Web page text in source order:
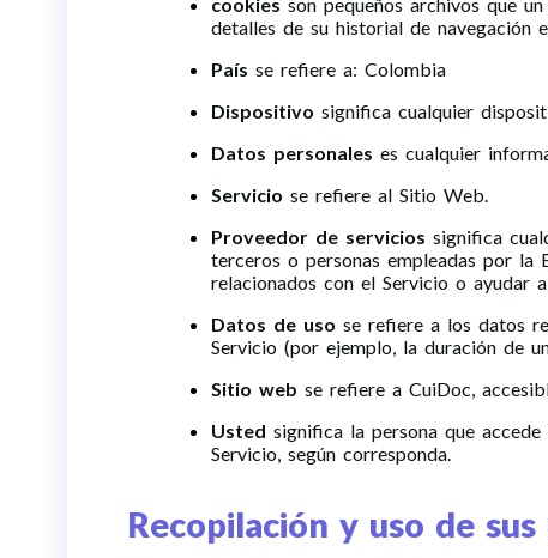
detalles de su historial de navegación
País se refiere a: Colombia
Dispositivo significa cualquier
Datos personales es cualquier
Servicio se refiere al Sitio Web.
Proveedor de servicios significa
terceros o personas empleadas por la
relacionados con el Servicio o ayudar
Datos de uso se refiere a los datos
Servicio (por ejemplo, la duración de
Sitio web se refiere a CuiDoc,
Usted significa la persona que
Servicio, según corresponda.
Recopilación y uso de